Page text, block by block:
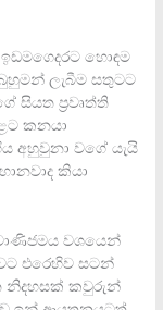
ඉඩමගෙදරට හොඳම
ලැබීම සතුටට
සියත ප්‍රවෘත්ති
කනයා
අහුවුනා වගේ යැයි
කියා
වශයෙන්
එරෙහිව සටන්
නිදහසක් කවුරුන්